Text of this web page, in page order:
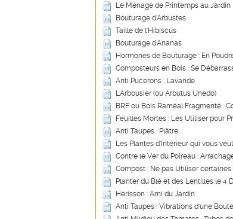
Le Ménage de Printemps au Jardin
Bouturage d'Arbustes
Taille de l'Hibiscus
Bouturage d'Ananas
Hormones de Bouturage : En
Composteurs en Bois : Se
Anti Pucerons : Lavande
L'Arbousier (ou Arbutus Unedo)
BRF ou Bois Raméal Fragmenté :
Feuilles Mortes : Les Utiliser pour
Anti Taupes : Plâtre
Les Plantes d'Intérieur qui vous
Contre le Ver du Poireau :
Compost : Ne pas Utiliser
Planter du Blé et des Lentilles le 4
Hérisson : Ami du Jardin
Anti Taupes : Vibrations d'une